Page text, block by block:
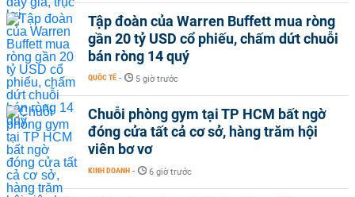
Tập đoàn của Warren Buffett mua ròng
gần 20 tỷ USD cổ phiếu, chấm dứt chuỗi
bán ròng 14 quý
QUỐC TẾ - 5 giờ trước
Chuỗi phòng gym tại TP HCM bất ngờ
đóng cửa tất cả cơ sở, hàng trăm hội
viên bơ vơ
KINH DOANH - 6 giờ trước